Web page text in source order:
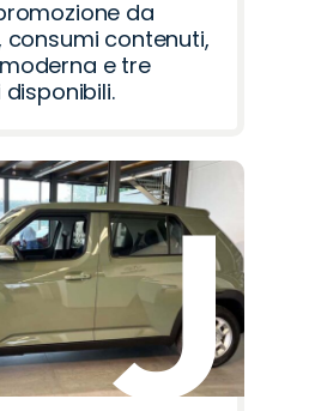
da
consumi contenuti,
e tre